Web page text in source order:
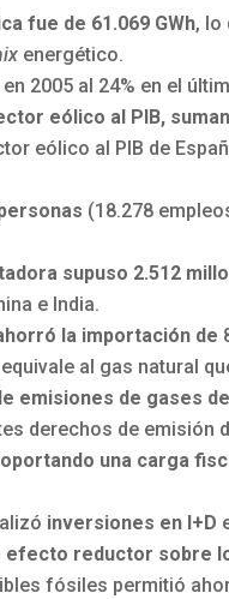
fue de 61.069 GWh, lo
energético.
2005 al 24% en el
eólico al PIB,
eólico al PIB de
(18.278
supuso 2.512
e India.
la importación de
al gas natural
emisiones de gases
derechos de emisión
una carga
inversiones en I+D
efecto reductor sobre
fósiles permitió